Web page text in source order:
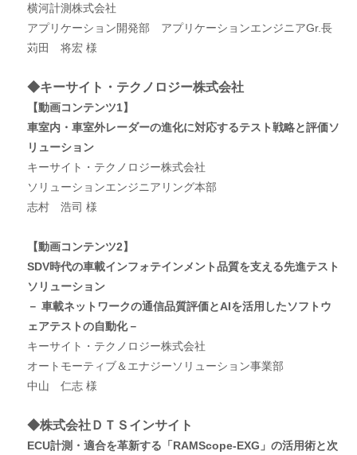
横河計測株式会社
アプリケーション開発部 アプリケーションエンジニアGr.長
苅田 将宏 様
◆キーサイト・テクノロジー株式会社
【動画コンテンツ1】
車室内・車室外レーダーの進化に対応するテスト戦略と評価ソ
リューション
キーサイト・テクノロジー株式会社
ソリューションエンジニアリング本部
志村 浩司 様
【動画コンテンツ2】
SDV時代の車載インフォテインメント品質を支える先進テスト
ソリューション
－ 車載ネットワークの通信品質評価とAIを活用したソフトウ
ェアテストの自動化－
キーサイト・テクノロジー株式会社
オートモーティブ＆エナジーソリューション事業部
中山 仁志 様
◆株式会社ＤＴＳインサイト
ECU計測・適合を革新する「RAMScope-EXG」の活用術と次